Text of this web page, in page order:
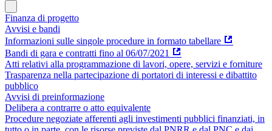
Finanza di progetto
Avvisi e bandi
Informazioni sulle singole procedure in formato tabellare
Bandi di gara e contratti fino al 06/07/2021
Atti relativi alla programmazione di lavori, opere, servizi e forniture
Trasparenza nella partecipazione di portatori di interessi e dibattito
pubblico
Avvisi di preinformazione
Delibera a contrarre o atto equivalente
Procedure negoziate afferenti agli investimenti pubblici finanziati, in